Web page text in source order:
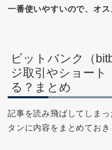
一番使いやすいので、オス
ビットバンク（
ジ取引やショート
る？まとめ
記事を読み飛ばしてしま
タンに内容をまとめておき